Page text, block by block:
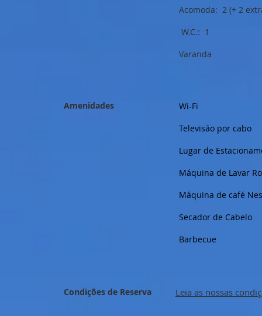
Acomoda: 2 (+ 2
W.C.: 1
Varanda
Amenidades
Wi-Fi
Televisão por cabo
Lugar de
Máquina de Lavar
Máquina de café
Secador de Cabelo
Barbecue
Condições de Reserva Leia as nossas